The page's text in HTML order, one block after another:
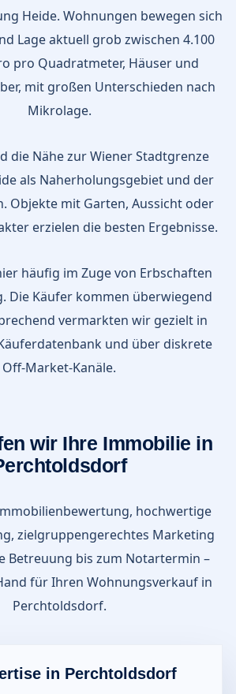
Heide. Wohnungen bewegen sich
Lage aktuell grob zwischen 4.100
pro Quadratmeter, Häuser und
mit großen Unterschieden nach
Mikrolage.
die Nähe zur Wiener Stadtgrenze
als Naherholungsgebiet und der
Objekte mit Garten, Aussicht oder
erzielen die besten Ergebnisse.
häufig im Zuge von Erbschaften
Die Käufer kommen überwiegend
vermarkten wir gezielt in
und über diskrete
Off-Market-Kanäle.
wir Ihre Immobilie in
hochwertige
zielgruppengerechtes Marketing
Betreuung bis zum Notartermin –
für Ihren Wohnungsverkauf in
Perchtoldsdorf.
in Perchtoldsdorf